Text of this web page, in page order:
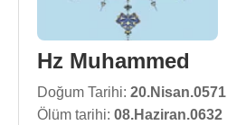
Hz Muhammed
Doğum Tarihi: 20.Nisan.0571
Ölüm tarihi: 08.Haziran.0632